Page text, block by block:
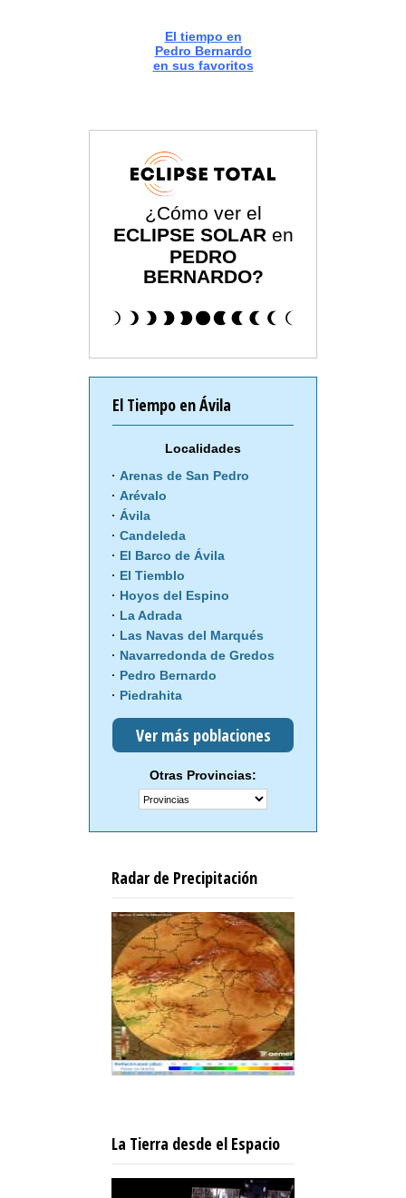
El tiempo en
Pedro Bernardo
en sus favoritos
¿Cómo ver el
ECLIPSE SOLAR en
PEDRO
BERNARDO?
El Tiempo en Ávila
Localidades
Arenas de San Pedro
Arévalo
Ávila
Candeleda
El Barco de Ávila
El Tiemblo
Hoyos del Espino
La Adrada
Las Navas del Marqués
Navarredonda de Gredos
Pedro Bernardo
Piedrahita
Ver más poblaciones
Otras Provincias:
Radar de Precipitación
La Tierra desde el Espacio